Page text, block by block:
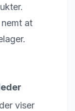
at
viser